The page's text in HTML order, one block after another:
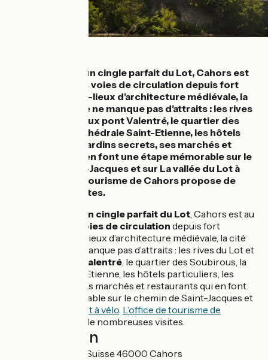
Lové au cœur d’un cingle parfait du Lot, Cahors est
au carrefour des voies de circulation depuis fort
longtemps. Haut-lieux d’architecture médiévale, la
cité cadurcienne ne manque pas d’attraits : les rives
du Lot et le fameux pont Valentré, le quartier des
Soubirous, la cathédrale Saint-Etienne, les hôtels
particuliers, les jardins secrets, ses marchés et
restaurants qui en font une étape mémorable sur le
chemin de Saint-Jacques et sur La vallée du Lot à
vélo. L’office de tourisme de Cahors propose de
nombreuses visites.
au cœur d’un cingle parfait du Lot, Cahors est au
carrefour des voies de circulation depuis fort
longtemps. Haut-lieux d’architecture médiévale, la cité
cadurcienne ne manque pas d’attraits : les rives du Lot et
fameux pont Valentré, le quartier des Soubirous, la
cathédrale Saint-Etienne, les hôtels particuliers, les
jardins secrets, ses marchés et restaurants qui en font
une étape mémorable sur le chemin de Saint-Jacques et
La vallée du Lot à vélo. L’office de tourisme de
propose de nombreuses visites.
Localisation
196 Rue Frédéric Suisse 46000 Cahors